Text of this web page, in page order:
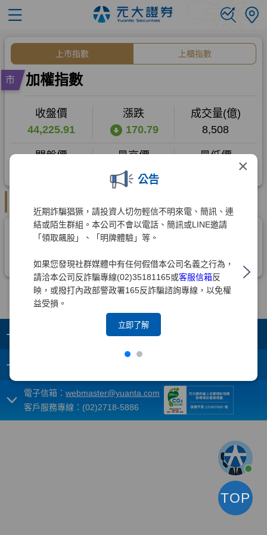
×
公告
近期詐騙猖獗，請投資人切勿輕信不明來電、簡訊、連
結或陌生群組。本公司不會以電話、簡訊或LINE邀請
「領取飆股」、「明牌體驗」等。
如果您發現社群媒體中有任何假借本公司名義之行為，
請洽本公司反詐騙專線(02)35181165或客服信箱反
映，或撥打內政部警政署165反詐騙諮詢專線，以免權
益受損。
立即了解
+
+
電子信箱： webmaster@yuanta.com
客戶服務專線：(02)2718-5886
TOP